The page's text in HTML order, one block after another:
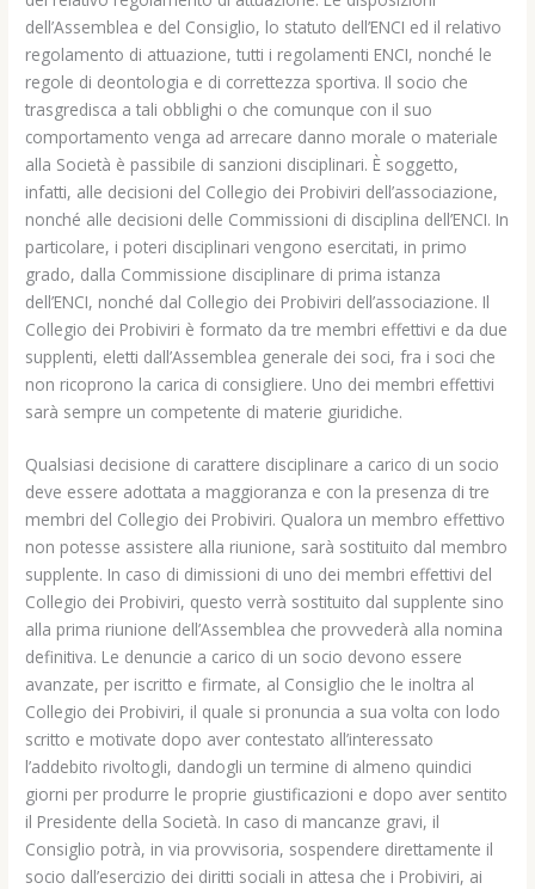
dell’Assemblea e del Consiglio, lo statuto dell’ENCI ed il relativo
regolamento di attuazione, tutti i regolamenti ENCI, nonché le
regole di deontologia e di correttezza sportiva. Il socio che
trasgredisca a tali obblighi o che comunque con il suo
comportamento venga ad arrecare danno morale o materiale
alla Società è passibile di sanzioni disciplinari. È soggetto,
infatti, alle decisioni del Collegio dei Probiviri dell’associazione,
nonché alle decisioni delle Commissioni di disciplina dell’ENCI. In
particolare, i poteri disciplinari vengono esercitati, in primo
grado, dalla Commissione disciplinare di prima istanza
dell’ENCI, nonché dal Collegio dei Probiviri dell’associazione. Il
Collegio dei Probiviri è formato da tre membri effettivi e da due
supplenti, eletti dall’Assemblea generale dei soci, fra i soci che
non ricoprono la carica di consigliere. Uno dei membri effettivi
sarà sempre un competente di materie giuridiche.
Qualsiasi decisione di carattere disciplinare a carico di un socio
deve essere adottata a maggioranza e con la presenza di tre
membri del Collegio dei Probiviri. Qualora un membro effettivo
non potesse assistere alla riunione, sarà sostituito dal membro
supplente. In caso di dimissioni di uno dei membri effettivi del
Collegio dei Probiviri, questo verrà sostituito dal supplente sino
alla prima riunione dell’Assemblea che provvederà alla nomina
definitiva. Le denuncie a carico di un socio devono essere
avanzate, per iscritto e firmate, al Consiglio che le inoltra al
Collegio dei Probiviri, il quale si pronuncia a sua volta con lodo
scritto e motivate dopo aver contestato all’interessato
l’addebito rivoltogli, dandogli un termine di almeno quindici
giorni per produrre le proprie giustificazioni e dopo aver sentito
il Presidente della Società. In caso di mancanze gravi, il
Consiglio potrà, in via provvisoria, sospendere direttamente il
socio dall’esercizio dei diritti sociali in attesa che i Probiviri, ai